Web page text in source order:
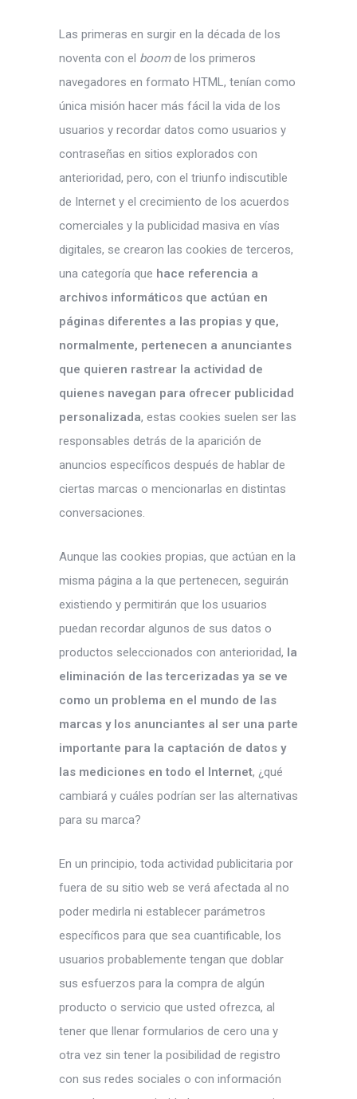
Las primeras en surgir en la década de los
noventa con el boomde los primeros
navegadores en formato HTML, tenían como
única misión hacer más fácil la vida de los
usuarios y recordar datos como usuarios y
contraseñas en sitios explorados con
anterioridad, pero, con el triunfo indiscutible
de Internet y el crecimiento de los acuerdos
comerciales y la publicidad masiva en vías
digitales, se crearon las cookies de terceros,
una categoría que hace referencia a
archivos informáticos que actúan en
páginas diferentes a las propias y que,
normalmente, pertenecen a anunciantes
que quieren rastrear la actividad de
quienes navegan para ofrecer publicidad
personalizada, estas cookies suelen ser las
responsables detrás de la aparición de
anuncios específicos después de hablar de
ciertas marcas o mencionarlas en distintas
conversaciones.
Aunque las cookies propias, que actúan en la
misma página a la que pertenecen, seguirán
existiendo y permitirán que los usuarios
puedan recordar algunos de sus datos o
productos seleccionados con anterioridad, la
eliminación de las tercerizadas ya se ve
como un problema en el mundo de las
marcas y los anunciantes al ser una parte
importante para la captación de datos y
las mediciones en todo el Internet, ¿qué
cambiará y cuáles podrían ser las alternativas
para su marca?
En un principio, toda actividad publicitaria por
fuera de su sitio web se verá afectada al no
poder medirla ni establecer parámetros
específicos para que sea cuantificable, los
usuarios probablemente tengan que doblar
sus esfuerzos para la compra de algún
producto o servicio que usted ofrezca, al
tener que llenar formularios de cero una y
otra vez sin tener la posibilidad de registro
con sus redes sociales o con información